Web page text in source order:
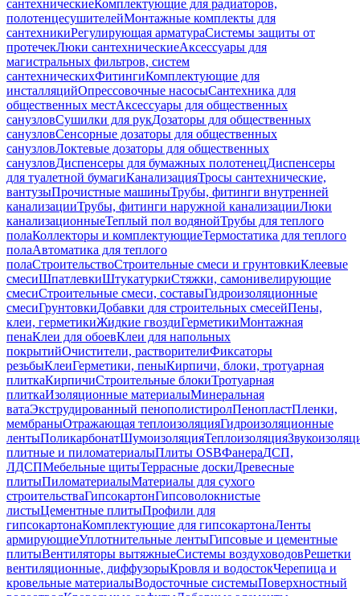
сантехническиеКомплектующие для радиаторов,
полотенцесушителейМонтажные комплекты для
сантехникиРегулирующая арматураСистемы защиты от
протечекЛюки сантехническиеАксессуары для
магистральных фильтров, систем
сантехническихФитингиКомплектующие для
инсталляцийОпрессовочные насосыСантехника для
общественных местАксессуары для общественных
санузловСушилки для рукДозаторы для общественных
санузловСенсорные дозаторы для общественных
санузловЛоктевые дозаторы для общественных
санузловДиспенсеры для бумажных полотенецДиспенсеры
для туалетной бумагиКанализацияТросы сантехнические,
вантузыПрочистные машиныТрубы, фитинги внутренней
канализацииТрубы, фитинги наружной канализацииЛюки
канализационныеТеплый пол водянойТрубы для теплого
полаКоллекторы и комплектующиеТермостатика для теплого
полаАвтоматика для теплого
полаСтроительствоСтроительные смеси и грунтовкиКлеевые
смесиШпатлевкиШтукатуркиСтяжки, самонивелирующие
смесиСтроительные смеси, составыГидроизоляционные
смесиГрунтовкиДобавки для строительных смесейПены,
клеи, герметикиЖидкие гвоздиГерметикиМонтажная
пенаКлеи для обоевКлеи для напольных
покрытийОчистители, растворителиФиксаторы
резьбыКлеиГерметики, пеныКирпичи, блоки, тротуарная
плиткаКирпичиСтроительные блокиТротуарная
плиткаИзоляционные материалыМинеральная
ватаЭкструдированный пенополистиролПенопластПленки,
мембраныОтражающая теплоизоляцияГидроизоляционные
лентыПоликарбонатШумоизоляцияТеплоизоляция
плитные и пиломатериалыПлиты OSBФанераДСП,
ЛДСПМебельные щитыТеррасные доскиДревесные
плитыПиломатериалыМатериалы для сухого
строительстваГипсокартонГипсоволокнистые
листыЦементные плитыПрофили для
гипсокартонаКомплектующие для гипсокартонаЛенты
армирующиеУплотнительные лентыГипсовые и цементные
плитыВентиляторы вытяжныеСистемы воздуховодовРешетки
вентиляционные, диффузорыКровля и водостокЧерепица и
кровельные материалыВодосточные системыПоверхностный